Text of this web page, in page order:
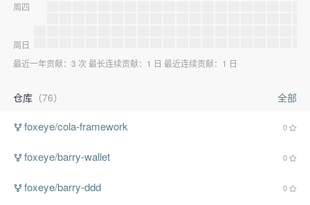
周四
周日
最近一年贡献：3 次 最长连续贡献：1 日 最近连续贡献：1 日
仓库 （76） 全部
foxeye/cola-framework 0
foxeye/barry-wallet 0
foxeye/barry-ddd 0